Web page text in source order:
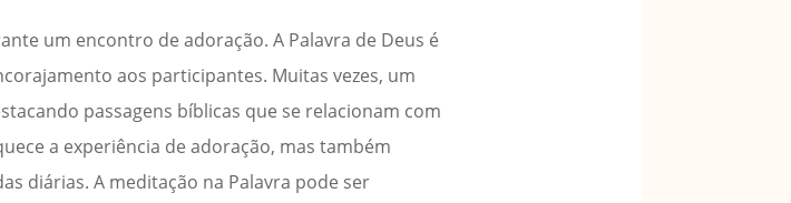
um encontro de adoração. A Palavra de Deus é
aos participantes. Muitas vezes, um
passagens bíblicas que se relacionam com
a experiência de adoração, mas também
diárias. A meditação na Palavra pode ser